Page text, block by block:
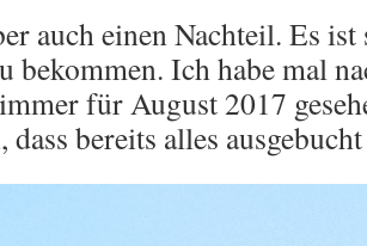
auch einen Nachteil. Es
bekommen. Ich habe mal
für August 2017
dass bereits alles